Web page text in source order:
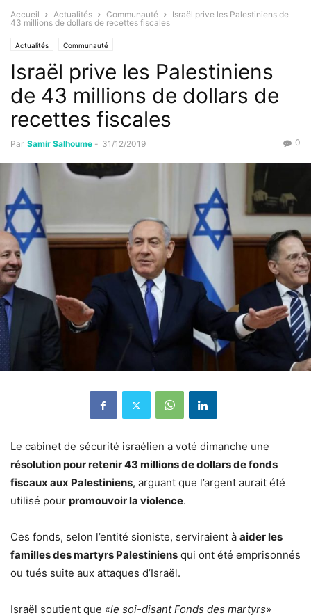
Accueil Actualités Communauté
Israël prive les Palestiniens de
43 millions de dollars de recettes fiscales
Actualités Communauté
Israël prive les Palestiniens
de 43 millions de dollars de
recettes fiscales
Par Samir Salhoume - 31/12/2019 0
Le cabinet de sécurité israélien a voté dimanche une
résolution pour retenir 43 millions de dollars de fonds
fiscaux aux Palestiniens, arguant que l’argent aurait été
utilisé pour promouvoir la violence.
Ces fonds, selon l’entité sioniste, serviraient à aider les
familles des martyrs Palestiniens qui ont été emprisonnés
ou tués suite aux attaques d’Israël.
Israël soutient que «le soi-disant Fonds des martyrs»